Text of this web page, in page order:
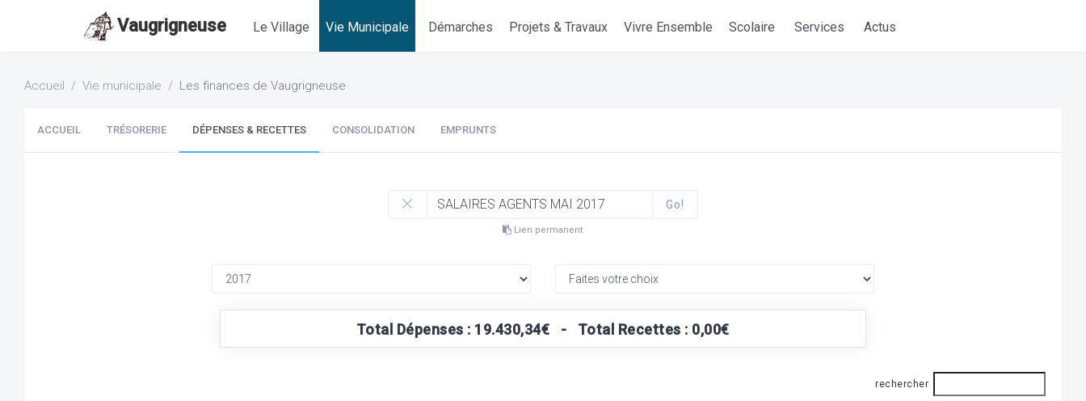
Vaugrigneuse Le Village Vie Municipale Démarches Projets & Travaux Vivre Ensemble Scolaire Services Actus
Accueil Vie municipale Les finances de Vaugrigneuse
ACCUEIL TRÉSORERIE DÉPENSES & RECETTES CONSOLIDATION EMPRUNTS
Go!
Lien permanent
Total Dépenses : 19.430,34€ - Total Recettes : 0,00€
rechercher